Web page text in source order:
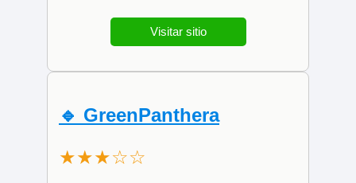
Visitar sitio
🔹 GreenPanthera
★★★☆☆